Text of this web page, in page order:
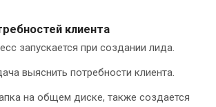
клиента
запускается при создании лида.
выяснить потребности клиента.
на общем диске, также создается